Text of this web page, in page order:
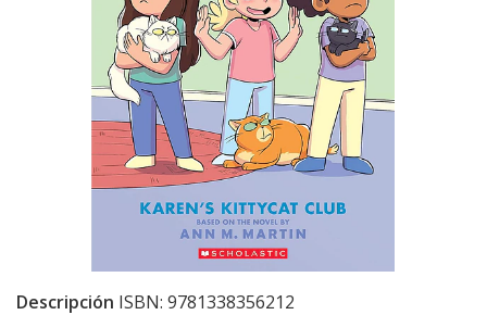
Descripción ISBN: 9781338356212